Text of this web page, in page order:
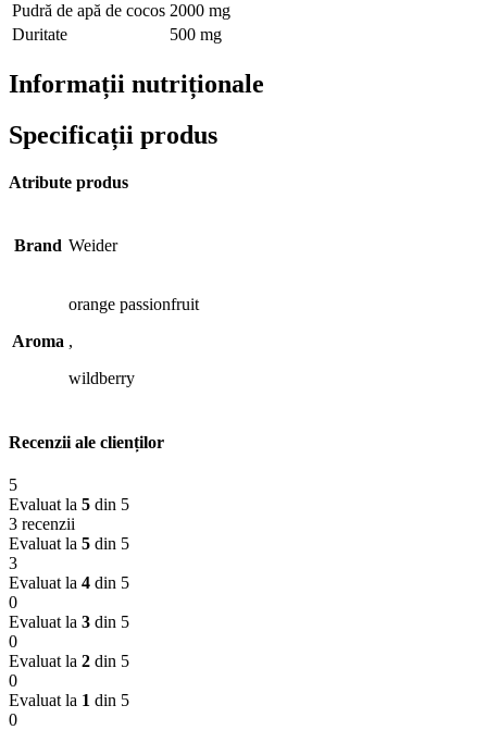
Pudră de apă de cocos 2000 mg
Duritate
500 mg
Informații nutriționale
Specificații produs
Atribute produs
Brand Weider
Aroma
orange passionfruit
,
wildberry
Recenzii ale clienților
5
Evaluat la 5 din 5
3 recenzii
Evaluat la 5 din 5
3
Evaluat la 4 din 5
0
Evaluat la 3 din 5
0
Evaluat la 2 din 5
0
Evaluat la 1 din 5
0